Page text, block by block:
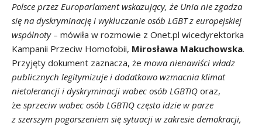
Polsce przez Europarlament wskazujący, że Unia nie zgadza
się na dyskryminację i wykluczanie osób LGBT z europejskiej
wspólnoty– mówiła w rozmowie z Onet.pl wicedyrektorka
Kampanii Przeciw Homofobii, Mirosława Makuchowska.
Przyjęty dokument zaznacza, że mowa nienawiści władz
publicznych legitymizuje i dodatkowo wzmacnia klimat
nietolerancji i dyskryminacji wobec osób LGBTIQ oraz,
że sprzeciw wobec osób LGBTIQ często idzie w parze
z szerszym pogorszeniem się sytuacji w zakresie demokracji,